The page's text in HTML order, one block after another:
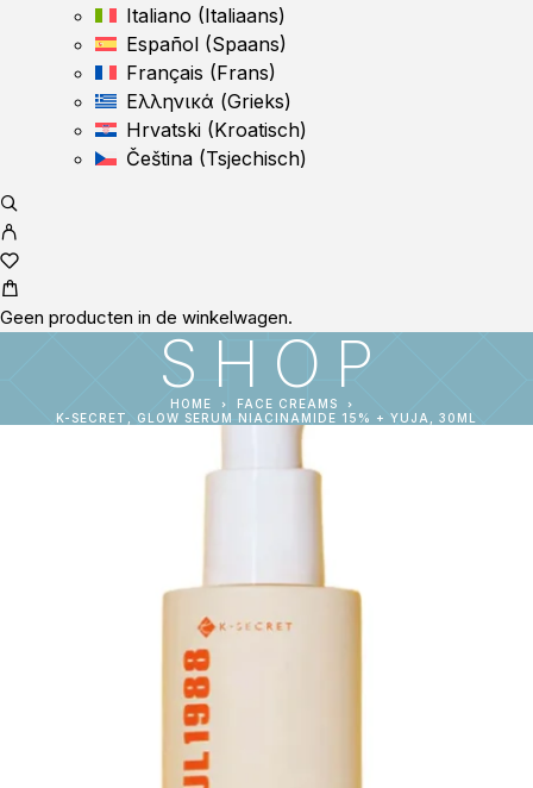
Italiano (Italiaans)
Español (Spaans)
Français (Frans)
Ελληνικά (Grieks)
Hrvatski (Kroatisch)
Čeština (Tsjechisch)
Geen producten in de winkelwagen.
SHOP
HOME
FACE CREAMS
K-SECRET, GLOW SERUM NIACINAMIDE 15% + YUJA, 30ML